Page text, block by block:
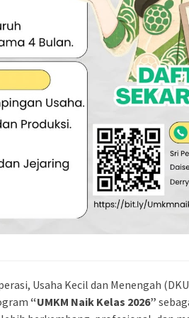
Usaha Kecil dan Menengah
“UMKM Naik Kelas 2026”